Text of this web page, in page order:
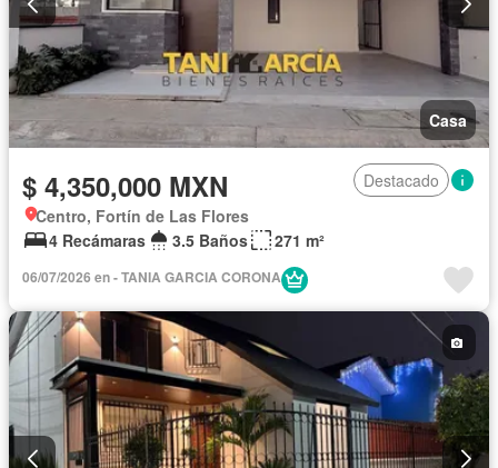
Casa
$ 4,350,000 MXN
Destacado
Centro, Fortín de Las Flores
4 Recámaras
3.5 Baños 271 m²
06/07/2026 en - TANIA GARCIA CORONA